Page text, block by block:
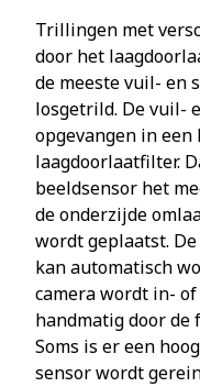
Trillingen met
door het
de meeste vuil- en
losgetrild. De vuil-
opgevangen in
laagdoorlaatfilter.
beeldsensor het
de onderzijde
wordt geplaatst.
kan automatisch
camera wordt in-
handmatig door de
Soms is er een
sensor wordt